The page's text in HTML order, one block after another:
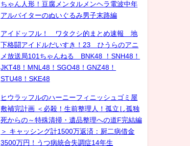
ちゃん人形！豆腐メンタルメンヘラ電波中年
アルバイターのぬいぐるみ男子末路編
アイドッフル！ ワタクシ的まとめ速報 地
下格闘アイドルだいすき！23 ひうらのアニ
メ放送局101ちゃんねる BNK48 ！SNH48！
JKT48！MNL48！SGO48！GNZ48！
STU48！SKE48
ヒウラッフルのハーニーフィニッシュゴミ屋
敷補完計画 ＜必殺！生前整理人！孤立し孤独
死からの～特殊清掃・遺品整理への道F完結編
＞ キャッシング計1500万返済：厨二病借金
3500万円！うつ病統合失調症14年生